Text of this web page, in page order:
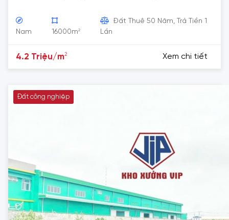
Nam 16000m2
Đất Thuê 50 Năm, Trả Tiền 1
Lần
4.2 Triệu/m2 Xem chi tiết
Đất công nghiệp